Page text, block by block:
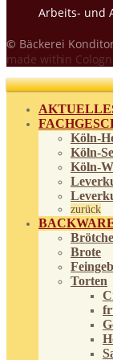
Arbeits- und
© Bäckerei
made within
Köln-
Köln-
Köln-
zurück
Brote
Torten